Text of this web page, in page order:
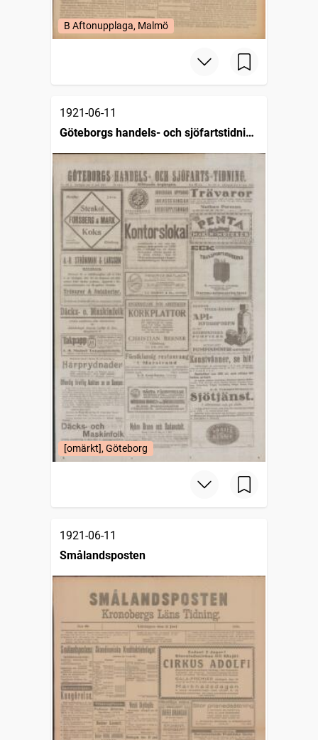
B Aftonupplaga, Malmö
1921-06-11
Göteborgs handels- och sjöfartstidning
[omärkt], Göteborg
1921-06-11
Smålandsposten